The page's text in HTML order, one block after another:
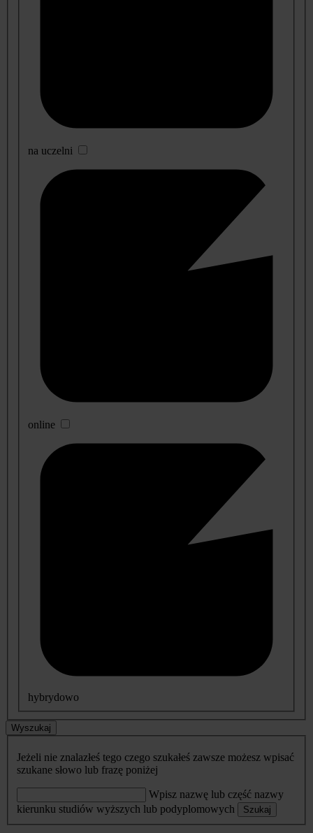
na uczelni
online
hybrydowo
Wyszukaj
Jeżeli nie znalazłeś tego czego szukałeś zawsze możesz wpisać
szukane słowo lub frazę poniżej
Wpisz nazwę lub część nazwy
kierunku studiów wyższych lub podyplomowych
Szukaj